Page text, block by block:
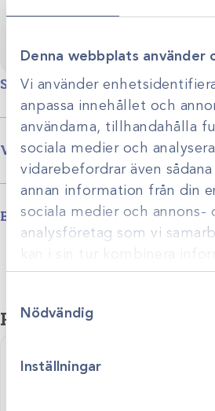
Denna webbplats använder
Vi använder
anpassa innehållet och
användarna, tillhandahålla
sociala medier och
vidarebefordrar även
annan information från din
sociala medier och annons-
analysföretag som vi
annan information som du
eller som de har samlat in
deras tjänster.
Nödvändig
Inställningar
Specifikationer
Produktgrupp
Varumärke
Lifetest specialiserar sig på utrustning
veterinärkliniker med fokus på att
användarvänliga lösningar inom bland
– med målet att göra det enklare för
effektiv och modern vård till sina
Bilagor
Godkannande-av-identitetsmarken-
Relaterade produkter